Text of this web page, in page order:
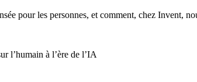
pour les personnes, et comment, chez Invent,